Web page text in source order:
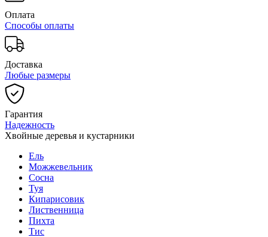
Оплата
Способы оплаты
Доставка
Любые размеры
Гарантия
Надежность
Хвойные деревья и кустарники
Ель
Можжевельник
Сосна
Туя
Кипарисовик
Лиственница
Пихта
Тис